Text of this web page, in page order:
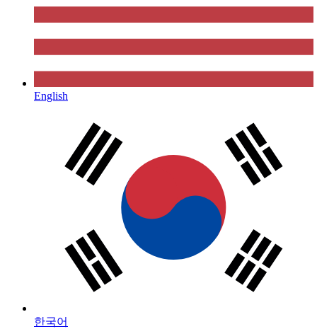
English
한국어